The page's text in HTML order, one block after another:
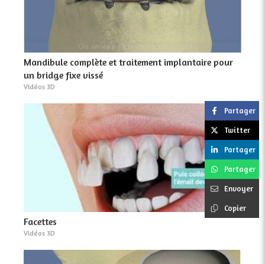
Mandibule complète et traitement implantaire pour
un bridge fixe vissé
Vidéos 3D
Facettes
Vidéos 3D
Partager
Twitter
Partager
Partager
Envoyer
Copier